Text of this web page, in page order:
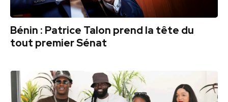
Bénin : Patrice Talon prend la tête du
tout premier Sénat